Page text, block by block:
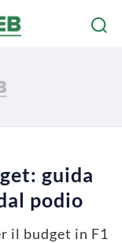
guida
podio
il budget in F1